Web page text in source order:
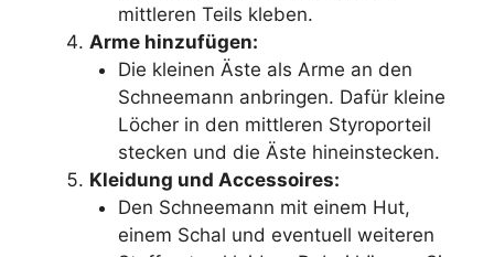
mittleren Teils kleben.
Arme hinzufügen:
Die kleinen Äste als Arme an den
Schneemann anbringen. Dafür kleine
Löcher in den mittleren Styroporteil
stecken und die Äste hineinstecken.
Kleidung und Accessoires:
Den Schneemann mit einem Hut,
einem Schal und eventuell weiteren